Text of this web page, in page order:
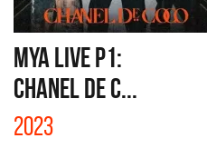
MYA LIVE P1:
CHANEL DE C...
2023